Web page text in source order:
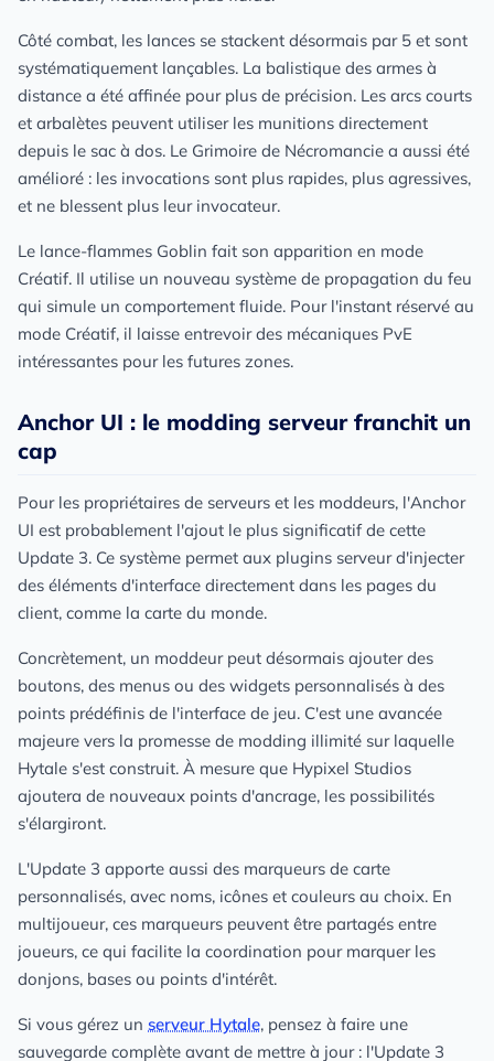
Côté combat, les lances se stackent désormais par 5 et sont
systématiquement lançables. La balistique des armes à
distance a été affinée pour plus de précision. Les arcs courts
et arbalètes peuvent utiliser les munitions directement
depuis le sac à dos. Le Grimoire de Nécromancie a aussi été
amélioré : les invocations sont plus rapides, plus agressives,
et ne blessent plus leur invocateur.
Le lance-flammes Goblin fait son apparition en mode
Créatif. Il utilise un nouveau système de propagation du feu
qui simule un comportement fluide. Pour l'instant réservé au
mode Créatif, il laisse entrevoir des mécaniques PvE
intéressantes pour les futures zones.
Anchor UI : le modding serveur franchit un
cap
Pour les propriétaires de serveurs et les moddeurs, l'Anchor
UI est probablement l'ajout le plus significatif de cette
Update 3. Ce système permet aux plugins serveur d'injecter
des éléments d'interface directement dans les pages du
client, comme la carte du monde.
Concrètement, un moddeur peut désormais ajouter des
boutons, des menus ou des widgets personnalisés à des
points prédéfinis de l'interface de jeu. C'est une avancée
majeure vers la promesse de modding illimité sur laquelle
Hytale s'est construit. À mesure que Hypixel Studios
ajoutera de nouveaux points d'ancrage, les possibilités
s'élargiront.
L'Update 3 apporte aussi des marqueurs de carte
personnalisés, avec noms, icônes et couleurs au choix. En
multijoueur, ces marqueurs peuvent être partagés entre
joueurs, ce qui facilite la coordination pour marquer les
donjons, bases ou points d'intérêt.
Si vous gérez un serveur Hytale, pensez à faire une
sauvegarde complète avant de mettre à jour : l'Update 3